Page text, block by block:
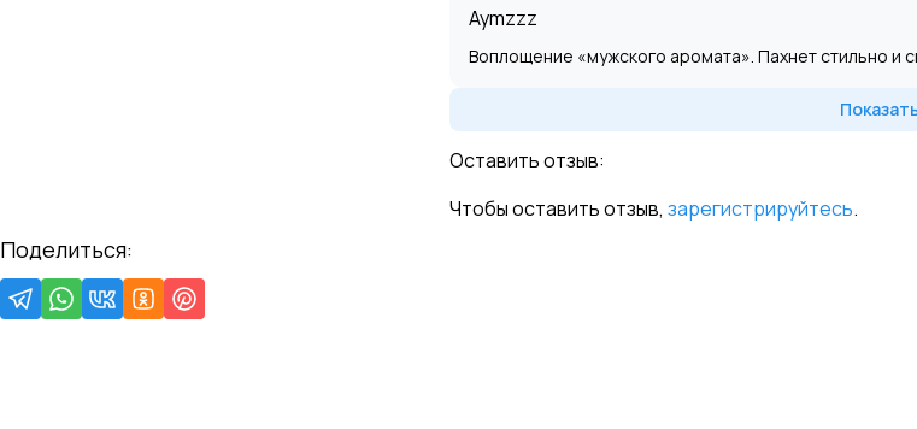
Aymzzz
Воплощение «мужского аромата». Пахнет стильно и
Оставить отзыв:
Чтобы оставить отзыв, зарегистрируйтесь.
Поделиться: